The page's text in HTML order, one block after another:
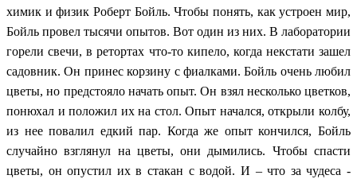
химик и физик Роберт Бойль. Чтобы понять, как устроен мир,
Бойль провел тысячи опытов. Вот один из них. В лаборатории
горели свечи, в ретортах что-то кипело, когда некстати зашел
садовник. Он принес корзину с фиалками. Бойль очень любил
цветы, но предстояло начать опыт. Он взял несколько цветков,
понюхал и положил их на стол. Опыт начался, открыли колбу,
из нее повалил едкий пар. Когда же опыт кончился, Бойль
случайно взглянул на цветы, они дымились. Чтобы спасти
цветы, он опустил их в стакан с водой. И – что за чудеса -